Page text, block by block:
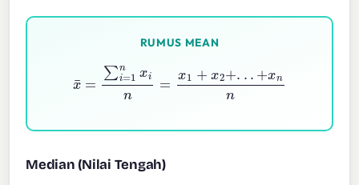
RUMUS MEAN
x¯=∑ 1n x .+ n
Median (Nilai Tengah)